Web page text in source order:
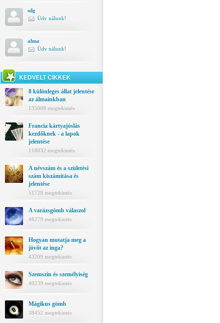
sdg
Üdv nálunk!
alma
Üdv nálunk!
KEDVELT CIKKEK
8 különleges állat jelentése
az álmainkban
135008 megtekintés
Francia kártyajóslás
kezdőknek - a lapok
jelentése
118032 megtekintés
A névszám és a születési
szám kiszámítása és
jelentése
51728 megtekintés
A varázsgömb válaszol
48279 megtekintés
Hogyan mutatja meg a
jövőt az inga?
43209 megtekintés
Szemszín és személyiség
40239 megtekintés
Mágikus gömb
38452 megtekintés